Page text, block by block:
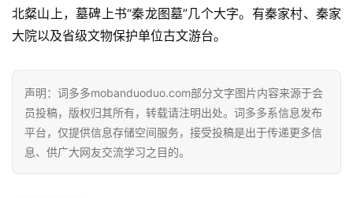
北粲山上，墓碑上书“秦龙图墓”几个大字。有秦家村、秦家
大院以及省级文物保护单位古文游台。
声明：词多多mobanduoduo.com部分文字图片内容来源于会
员投稿，版权归其所有，转载请注明出处。词多多系信息发布
平台，仅提供信息存储空间服务，接受投稿是出于传递更多信
息、供广大网友交流学习之目的。